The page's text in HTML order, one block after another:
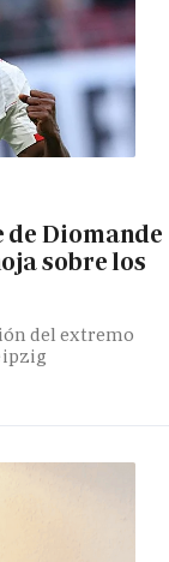
Diomande
sobre los
del extremo